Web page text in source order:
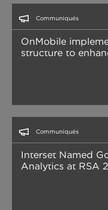
Communiqués
OnMobile
structure to
Communiqués
Interset Named
Analytics at RSA